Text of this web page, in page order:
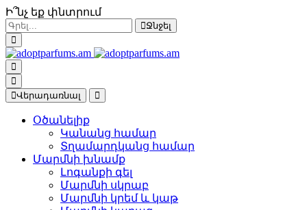
Ի՞նչ եք փնտրում
Ջնջել
Վերադառնալ
Օծանելիք
Կանանց համար
Տղամարդկանց համար
Մարմնի խնամք
Լոգանքի գել
Մարմնի սկրաբ
Մարմնի կրեմ և կաթ